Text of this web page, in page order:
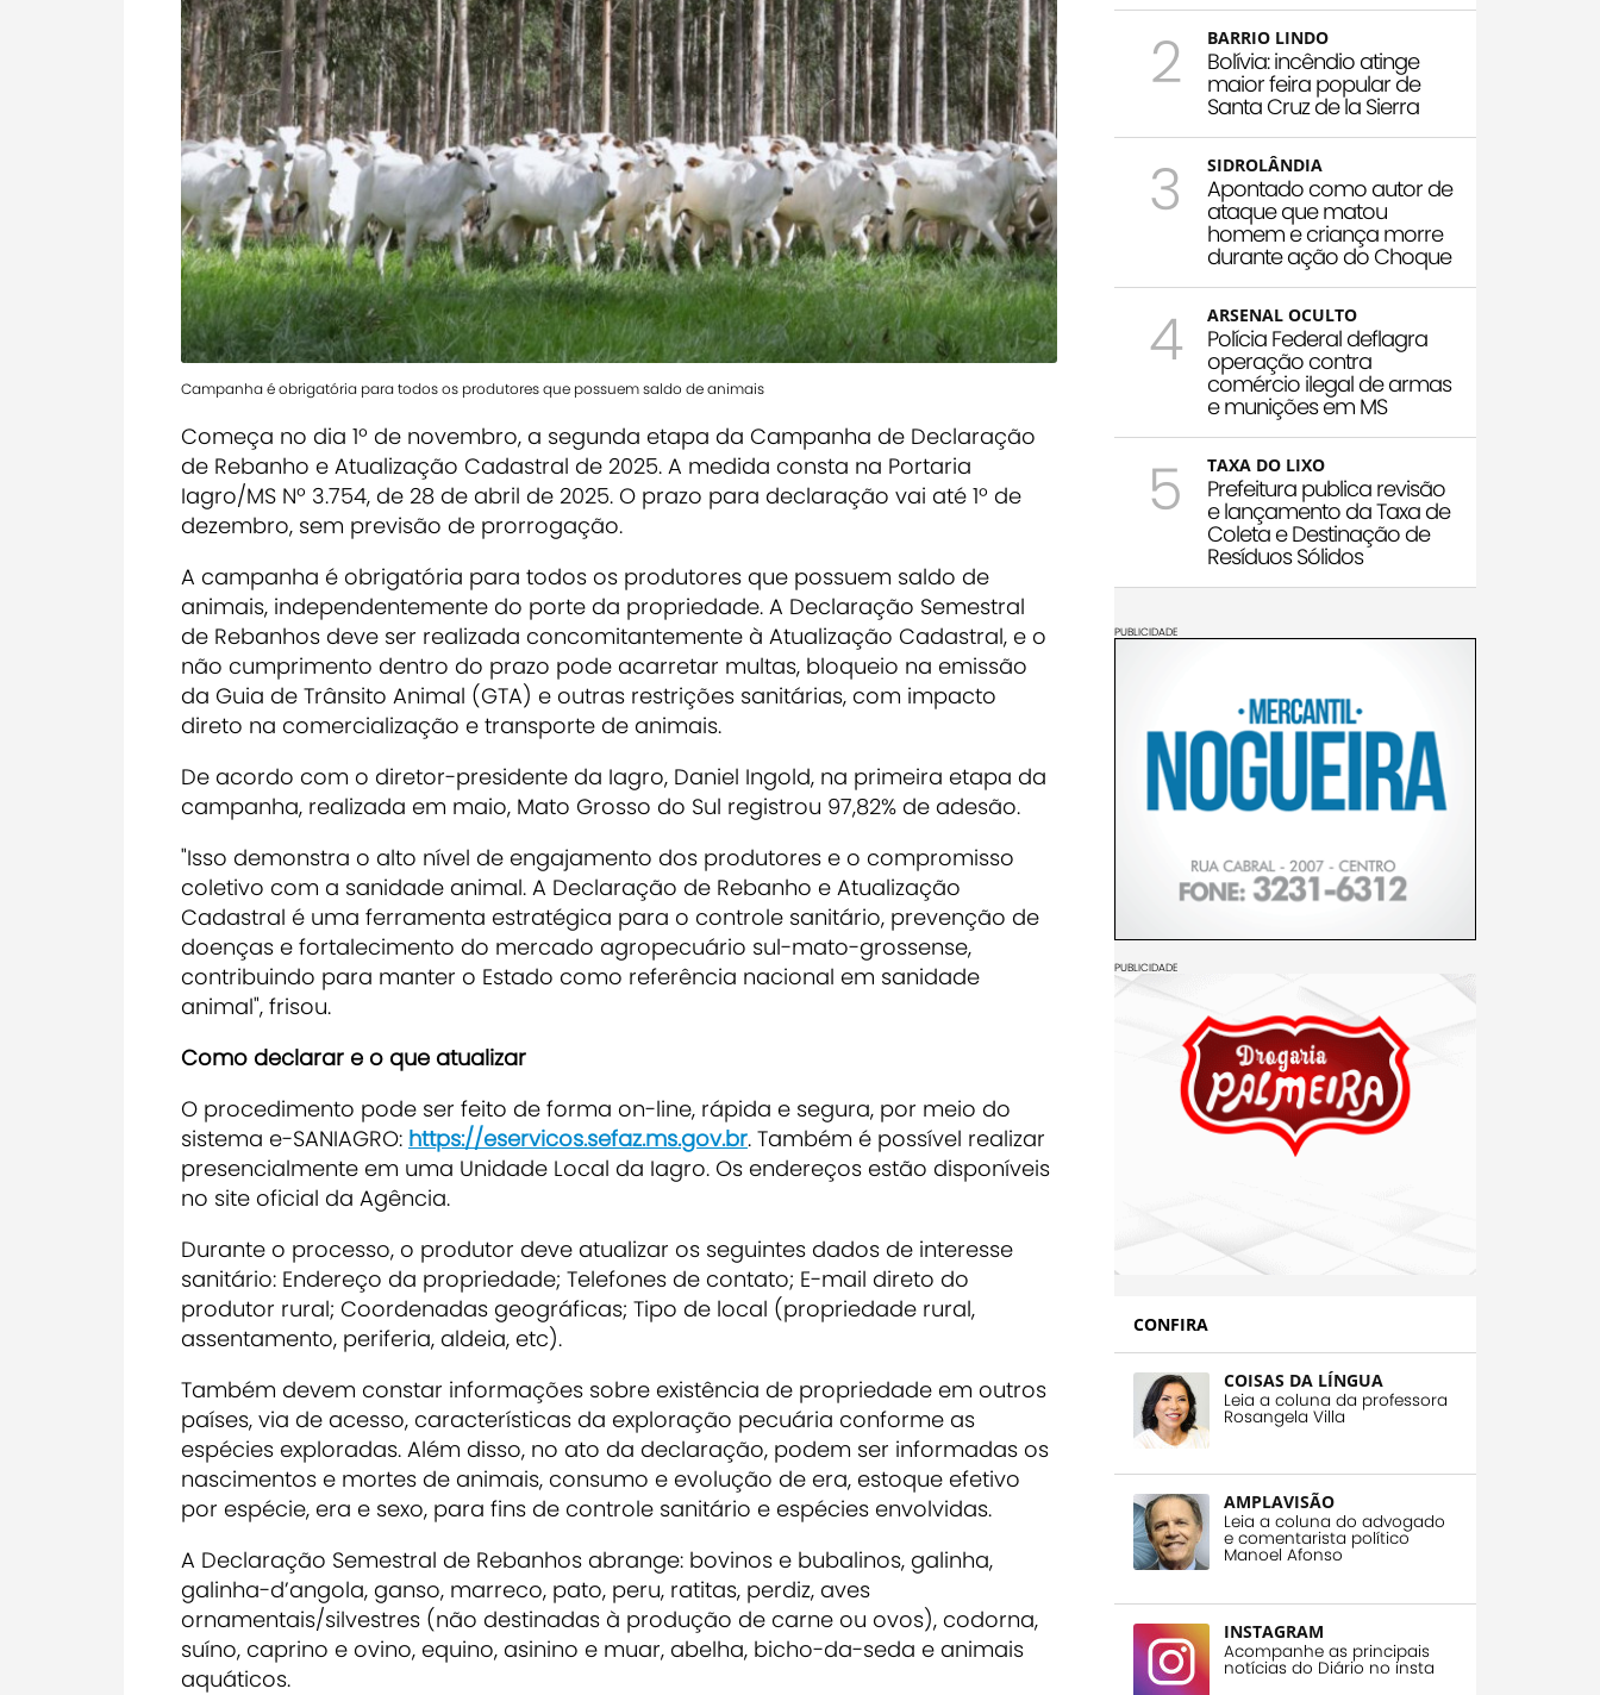
Campanha é obrigatória para todos os produtores que possuem saldo de animais
Começa no dia 1º de novembro, a segunda etapa da Campanha de Declaração
de Rebanho e Atualização Cadastral de 2025. A medida consta na Portaria
Iagro/MS Nº 3.754, de 28 de abril de 2025. O prazo para declaração vai até 1º de
dezembro, sem previsão de prorrogação.
A campanha é obrigatória para todos os produtores que possuem saldo de
animais, independentemente do porte da propriedade. A Declaração Semestral
de Rebanhos deve ser realizada concomitantemente à Atualização Cadastral, e o
não cumprimento dentro do prazo pode acarretar multas, bloqueio na emissão
da Guia de Trânsito Animal (GTA) e outras restrições sanitárias, com impacto
direto na comercialização e transporte de animais.
De acordo com o diretor-presidente da Iagro, Daniel Ingold, na primeira etapa da
campanha, realizada em maio, Mato Grosso do Sul registrou 97,82% de adesão.
"Isso demonstra o alto nível de engajamento dos produtores e o compromisso
coletivo com a sanidade animal. A Declaração de Rebanho e Atualização
Cadastral é uma ferramenta estratégica para o controle sanitário, prevenção de
doenças e fortalecimento do mercado agropecuário sul-mato-grossense,
contribuindo para manter o Estado como referência nacional em sanidade
animal", frisou.
Como declarar e o que atualizar
O procedimento pode ser feito de forma on-line, rápida e segura, por meio do
sistema e-SANIAGRO: https://eservicos.sefaz.ms.gov.br. Também é possível realizar
presencialmente em uma Unidade Local da Iagro. Os endereços estão disponíveis
no site oficial da Agência.
Durante o processo, o produtor deve atualizar os seguintes dados de interesse
sanitário: Endereço da propriedade; Telefones de contato; E-mail direto do
produtor rural; Coordenadas geográficas; Tipo de local (propriedade rural,
assentamento, periferia, aldeia, etc).
Também devem constar informações sobre existência de propriedade em outros
países, via de acesso, características da exploração pecuária conforme as
espécies exploradas. Além disso, no ato da declaração, podem ser informadas os
nascimentos e mortes de animais, consumo e evolução de era, estoque efetivo
por espécie, era e sexo, para fins de controle sanitário e espécies envolvidas.
A Declaração Semestral de Rebanhos abrange: bovinos e bubalinos, galinha,
galinha-d’angola, ganso, marreco, pato, peru, ratitas, perdiz, aves
ornamentais/silvestres (não destinadas à produção de carne ou ovos), codorna,
suíno, caprino e ovino, equino, asinino e muar, abelha, bicho-da-seda e animais
aquáticos.
2 BARRIO LINDO
Bolívia: incêndio atinge
maior feira popular de
Santa Cruz de la Sierra
3 SIDROLÂNDIA
Apontado como autor de
ataque que matou
homem e criança morre
durante ação do Choque
4 ARSENAL OCULTO
Polícia Federal deflagra
operação contra
comércio ilegal de armas
e munições em MS
5 TAXA DO LIXO
Prefeitura publica revisão
e lançamento da Taxa de
Coleta e Destinação de
Resíduos Sólidos
PUBLICIDADE
PUBLICIDADE
CONFIRA
COISAS DA LÍNGUA
Leia a coluna da professora
Rosangela Villa
AMPLAVISÃO
Leia a coluna do advogado
e comentarista político
Manoel Afonso
INSTAGRAM
Acompanhe as principais
notícias do Diário no insta